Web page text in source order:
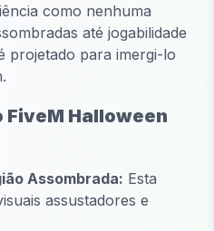
como nenhuma
até jogabilidade
projetado para imergi-lo
Halloween
Assombrada: Esta
assustadores e